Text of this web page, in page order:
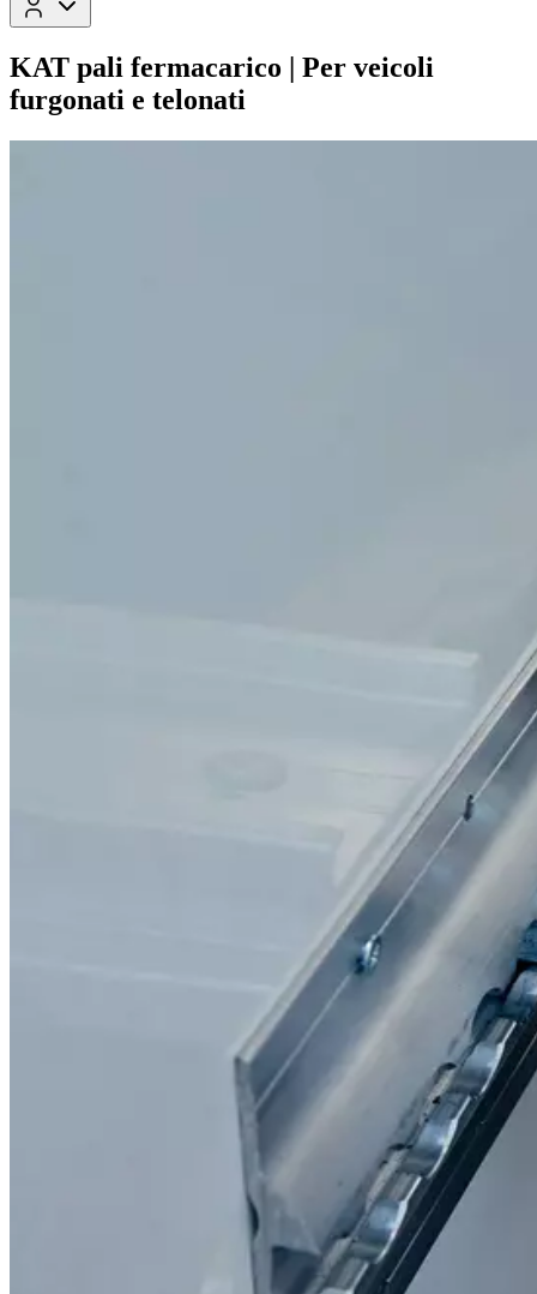
KAT pali fermacarico | Per veicoli
furgonati e telonati